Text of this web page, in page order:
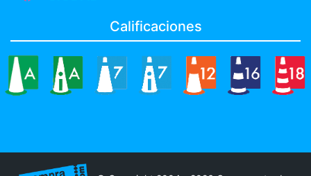
Calificaciones